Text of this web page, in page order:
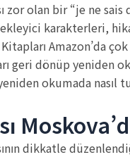
zor olan bir “je ne
karakterleri,
Amazon’da
geri dönüp yeniden
okumada nasıl
dikkatle